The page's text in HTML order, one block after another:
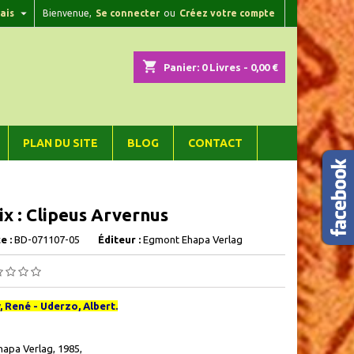
Bienvenue, Se connecter ou Créez votre compte

shopping_cart Panier: 0Livres - 0,00 €
PLAN DU SITE BLOG CONTACT
: Clipeus Arvernus
: BD-071107-05 Éditeur : Egmont Ehapa Verlag
René - Uderzo, Albert.
Verlag, 1985,